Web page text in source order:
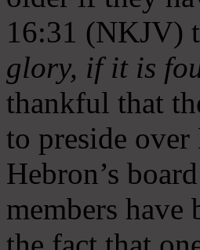
16:31 (NKJV)
glory, if it is
thankful that
to preside
Hebron’s
members